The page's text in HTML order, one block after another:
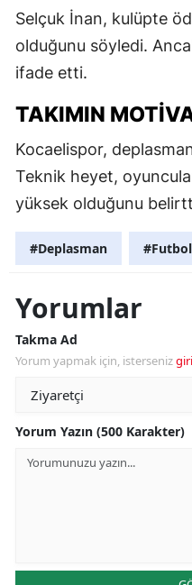
Selçuk İnan, kulüpte
olduğunu söyledi.
ifade etti.
TAKIMIN
Kocaelispor,
Teknik heyet,
yüksek olduğunu
#Deplasman
Yorumlar
Takma Ad
Yorum yapmak için, isterseniz
Yorum Yazın (500 Karakter)